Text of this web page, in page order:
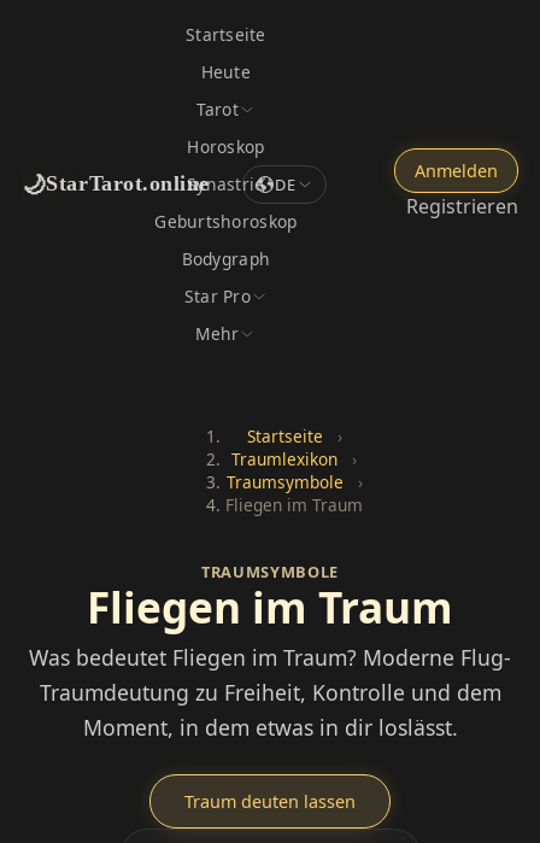
🌙StarTarot.online
Startseite
Heute
Tarot
Horoskop
Synastrie
Geburtshoroskop
Bodygraph
Star Pro
Mehr
DE
Anmelden
Registrieren
Startseite
›
Traumlexikon
›
Traumsymbole
›
Fliegen im Traum
TRAUMSYMBOLE
Fliegen im Traum
Was bedeutet Fliegen im Traum? Moderne Flug-
Traumdeutung zu Freiheit, Kontrolle und dem
Moment, in dem etwas in dir loslässt.
Traum deuten lassen